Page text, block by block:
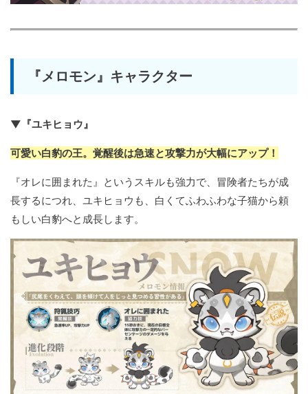
『メロモン』キャラクター
▼『ユキヒョウ』
可愛い白豹の王。覚醒後は急速と攻撃力が大幅にアップ！
『オレに囲まれた』というスキルも強力で、冒険者たちが成
長するにつれ、ユキヒョウも、白くてふわふわな子猫から頼
もしい白豹へと成長します。